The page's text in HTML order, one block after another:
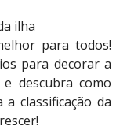
ilha
para todos!
para decorar a
descubra como
classificação da